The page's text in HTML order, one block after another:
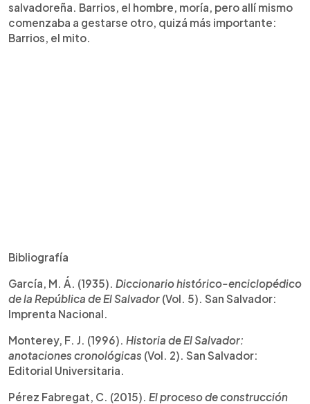
salvadoreña. Barrios, el hombre, moría, pero allí mismo
comenzaba a gestarse otro, quizá más importante:
Barrios, el mito.
Bibliografía
García, M. Á. (1935). Diccionario histórico-enciclopédico
de la República de El Salvador (Vol. 5). San Salvador:
Imprenta Nacional.
Monterey, F. J. (1996). Historia de El Salvador:
anotaciones cronológicas (Vol. 2). San Salvador:
Editorial Universitaria.
Pérez Fabregat, C. (2015). El proceso de construcción